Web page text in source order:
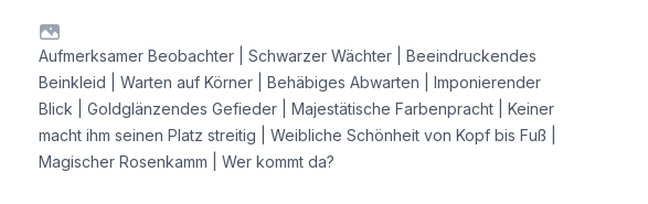
Aufmerksamer Beobachter | Schwarzer Wächter | Beeindruckendes
Beinkleid | Warten auf Körner | Behäbiges Abwarten | Imponierender
Blick | Goldglänzendes Gefieder | Majestätische Farbenpracht | Keiner
macht ihm seinen Platz streitig | Weibliche Schönheit von Kopf bis Fuß |
Magischer Rosenkamm | Wer kommt da?